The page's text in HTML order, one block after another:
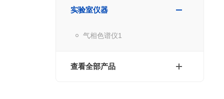
实验室仪器
气相色谱仪1
查看全部产品